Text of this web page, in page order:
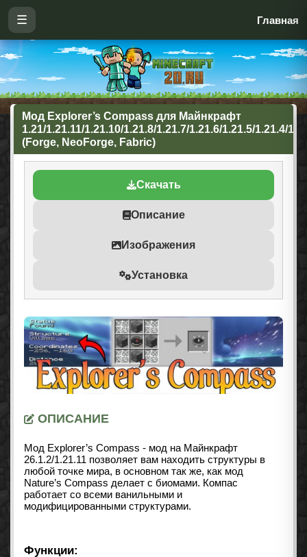
☰ Главная
Мод Explorer’s Compass для Майнкрафт
1.21/1.21.11/1.21.10/1.21.8/1.21.7/1.21.6/1.21.5/1.21.4/
(Forge, NeoForge, Fabric)
Скачать
Описание
Изображения
Установка
ОПИСАНИЕ
Мод Explorer’s Compass - мод на Майнкрафт
26.1.2/1.21.11 позволяет вам находить структуры в
любой точке мира, в основном так же, как мод
Nature’s Compass делает с биомами. Компас
работает со всеми ванильными и
модифицированными структурами.
Функции: